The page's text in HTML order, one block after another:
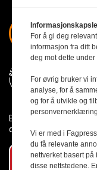
Byggmesteren følger
den er nedfelt i
Abonner på
For å gi deg
informasjon fra ditt
deg mot dette
For øvrig bruker vi
analyse, for å
og for å utvikle og
Vi er med i
du få relevante
nettverket basert på
disse nettstedene.